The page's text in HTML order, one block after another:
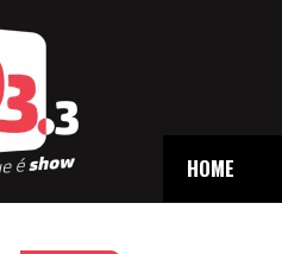
HOME